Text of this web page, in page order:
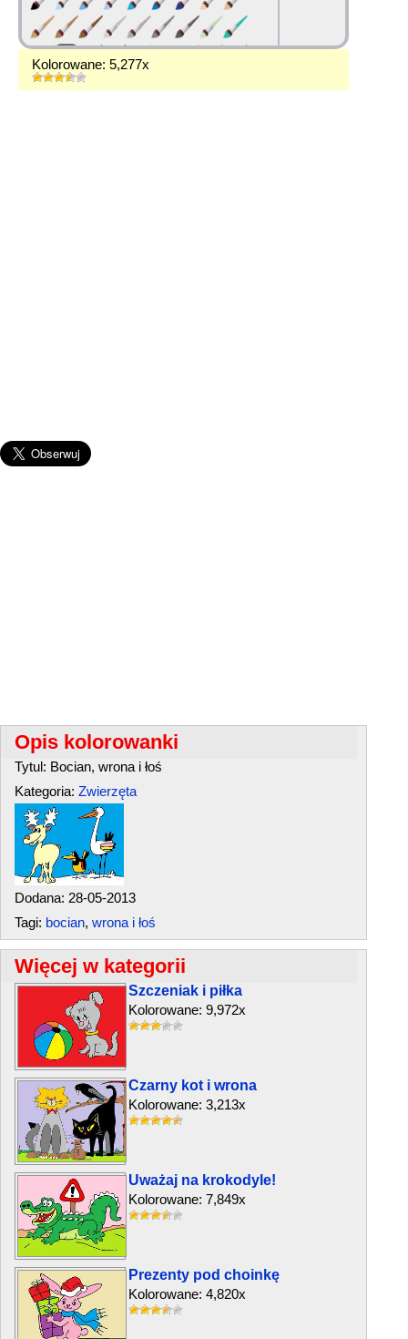
Kolorowane: 5,277x
Opis kolorowanki
Tytul: Bocian, wrona i łoś
Kategoria: Zwierzęta
Dodana: 28-05-2013
Tagi: bocian, wrona i łoś
Więcej w kategorii
Szczeniak i piłka
Kolorowane: 9,972x
Czarny kot i wrona
Kolorowane: 3,213x
Uważaj na krokodyle!
Kolorowane: 7,849x
Prezenty pod choinkę
Kolorowane: 4,820x